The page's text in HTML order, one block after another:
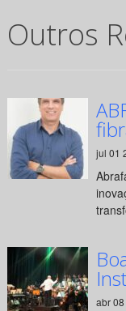
Outros
jul 01
abr 08